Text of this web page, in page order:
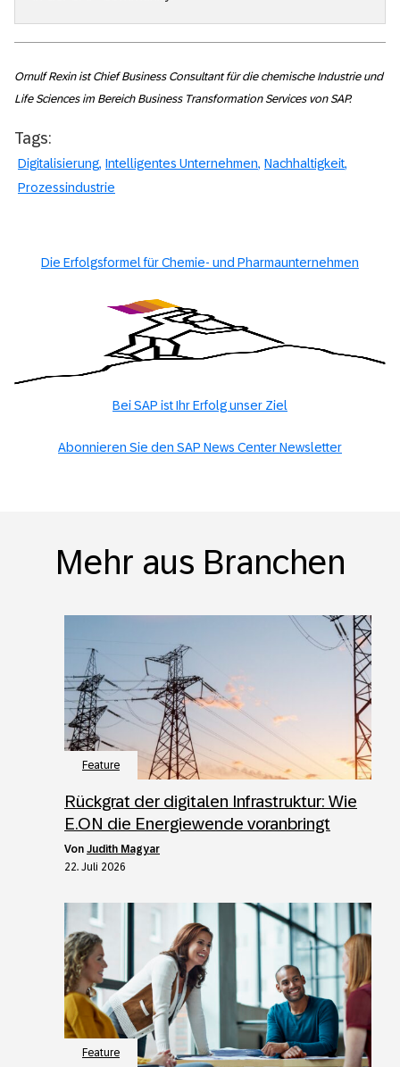
Ornulf Rexin ist Chief Business Consultant für die chemische Industrie und
Life Sciences im Bereich Business Transformation Services von SAP.
Tags:
Digitalisierung Intelligentes Unternehmen Nachhaltigkeit
Prozessindustrie
Die Erfolgsformel für Chemie- und Pharmaunternehmen
Bei SAP ist Ihr Erfolg unser Ziel
Abonnieren Sie den SAP News Center Newsletter
Mehr aus Branchen
Feature
Rückgrat der digitalen Infrastruktur: Wie
E.ON die Energiewende voranbringt
von Judith Magyar
22. Juli 2026
Feature